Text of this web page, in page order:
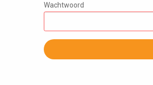
Wachtwoord